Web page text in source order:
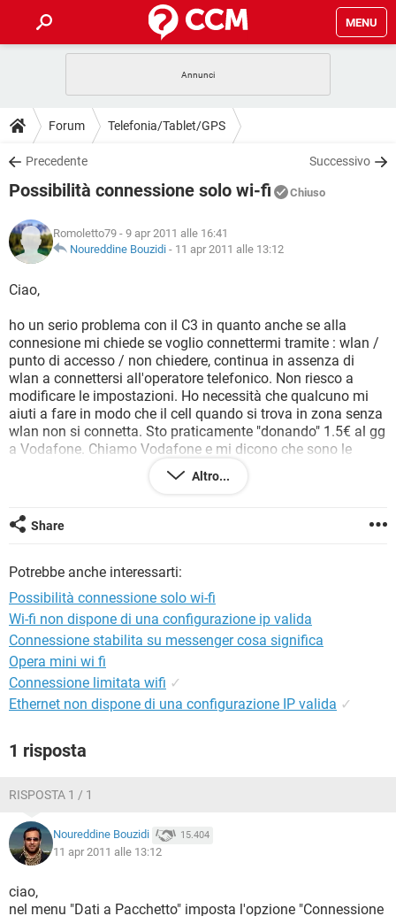
MENU
INTRATTENIMENTO ANDROID
iOS
INSTAGRAM WHATSAPP
TIKTOK
HARDWARE
GUIDE
COVID-19 GAMING
INSTAGRAM WHATSAPP
TIKTOK
HARDWARE
DOWNLOAD
COVID-19 GAMING
INTRATTENIMENTO
iOS WINDOWS 10
INSTAGRAM
HARDWARE
COVID-19 GAMING
INTRATTENIMENTO
iOS
INSTAGRAM WHATSAPP
TIKTOK FACEBOOK
HARDWARE
GLOSSARIO
COVID-19
iOS WINDOWS 10
INSTAGRAM WHATSAPP
TIKTOK FACEBOOK
HARDWARE
Forum Telefonia/Tablet/GPS
Precedente Successivo
Possibilità connessione solo wi-fi Chiuso
Romoletto79 - 9 apr 2011 alle 16:41
Noureddine Bouzidi - 11 apr 2011 alle 13:12
Ciao,
ho un serio problema con il C3 in quanto anche se alla
connesione mi chiede se voglio connettermi tramite : wlan /
punto di accesso / non chiedere, continua in assenza di
wlan a connettersi all'operatore telefonico. Non riesco a
modificare le impostazioni. Ho necessità che qualcuno mi
aiuti a fare in modo che il cell quando si trova in zona senza
wlan non si connetta. Sto praticamente "donando" 1.5€ al gg
a Vodafone. Chiamo Vodafone e mi dicono che sono le
impostazioni del cell. Contatto Nokia (tramite mail) e mi
dicono di portarlo in centro assistenza. Sono and al centro
possibilità di connettermi in qualsiasi modo e quando
gliel'ho riportato me l'hanno restituito cosi come ce l'ho ora...
sono molti con lo stesso problema e fatto cosi come è
scritto ma continua decurtarmi soldi.
Altro...
Share
Potrebbe anche interessarti:
Possibilità connessione solo wi-fi
Wi-fi non dispone di una configurazione ip valida
Connessione stabilita su messenger cosa significa
Opera mini wi fi
Connessione limitata wifi ✓
Ethernet non dispone di una configurazione IP valida ✓
1 risposta
RISPOSTA 1 / 1
Noureddine Bouzidi 15.404
11 apr 2011 alle 13:12
ciao,
nel menu "Dati a Pacchetto" imposta l'opzione "Connessione